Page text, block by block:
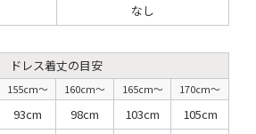
なし
ドレス着丈の目安
155cm〜 160cm〜 165cm〜
170cm〜
93cm 98cm 103cm 105cm